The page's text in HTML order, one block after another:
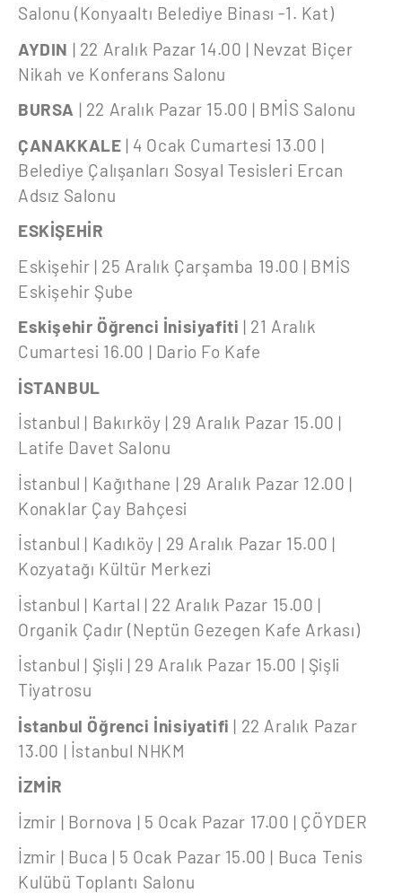
Salonu (Konyaaltı Belediye Binası -1. Kat)
AYDIN | 22 Aralık Pazar 14.00 | Nevzat Biçer
Nikah ve Konferans Salonu
BURSA | 22 Aralık Pazar 15.00 | BMİS Salonu
ÇANAKKALE | 4 Ocak Cumartesi 13.00 |
Belediye Çalışanları Sosyal Tesisleri Ercan
Adsız Salonu
ESKİŞEHİR
Eskişehir | 25 Aralık Çarşamba 19.00 | BMİS
Eskişehir Şube
Eskişehir Öğrenci İnisiyafiti | 21 Aralık
Cumartesi 16.00 | Dario Fo Kafe
İSTANBUL
İstanbul | Bakırköy | 29 Aralık Pazar 15.00 |
Latife Davet Salonu
İstanbul | Kağıthane | 29 Aralık Pazar 12.00 |
Konaklar Çay Bahçesi
İstanbul | Kadıköy | 29 Aralık Pazar 15.00 |
Kozyatağı Kültür Merkezi
İstanbul | Kartal | 22 Aralık Pazar 15.00 |
Organik Çadır (Neptün Gezegen Kafe Arkası)
İstanbul | Şişli | 29 Aralık Pazar 15.00 | Şişli
Tiyatrosu
İstanbul Öğrenci İnisiyatifi | 22 Aralık Pazar
13.00 | İstanbul NHKM
İZMİR
İzmir | Bornova | 5 Ocak Pazar 17.00 | ÇÖYDER
İzmir | Buca | 5 Ocak Pazar 15.00 | Buca Tenis
Kulübü Toplantı Salonu